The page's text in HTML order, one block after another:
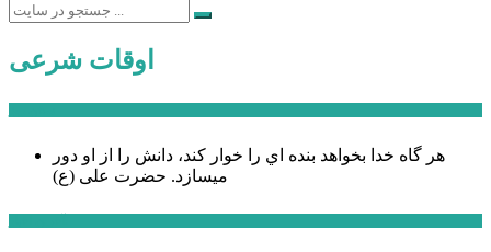
اوقات شرعی
هر گاه خدا بخواهد بنده اي را خوار كند، دانش را از او دور
میسازد. حضرت علی (ع)